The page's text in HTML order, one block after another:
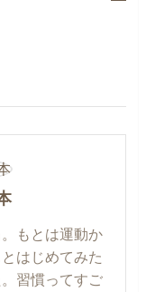
もとは運動か
はじめてみた
習慣ってすご